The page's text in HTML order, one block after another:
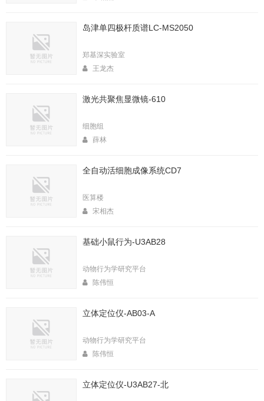
生命科学实验中心2026年暑期值班表
2026年春季大型仪器培训安排
岛津单四极杆质谱LC-MS2050
郑基深实验室
王龙杰
激光共聚焦显微镜-610
细胞组
薛林
全自动活细胞成像系统CD7
医算楼
宋相杰
基础小鼠行为-U3AB28
动物行为学研究平台
陈伟恒
立体定位仪-AB03-A
动物行为学研究平台
陈伟恒
立体定位仪-U3AB27-北